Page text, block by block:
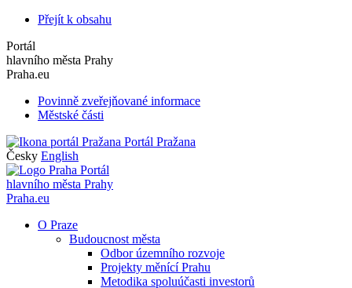
Přejít k obsahu
Portál
hlavního města Prahy
Praha.eu
Povinně zveřejňované informace
Městské části
Portál Pražana
Česky English
Portál
hlavního města Prahy
Praha.eu
O Praze
Budoucnost města
Odbor územního rozvoje
Projekty měnící Prahu
Metodika spoluúčasti investorů